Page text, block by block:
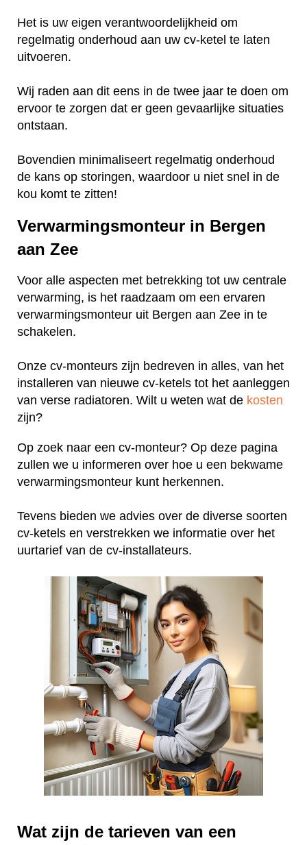
Het is uw eigen verantwoordelijkheid om
regelmatig onderhoud aan uw cv-ketel te laten
uitvoeren.
Wij raden aan dit eens in de twee jaar te doen om
ervoor te zorgen dat er geen gevaarlijke situaties
ontstaan.
Bovendien minimaliseert regelmatig onderhoud
de kans op storingen, waardoor u niet snel in de
kou komt te zitten!
Verwarmingsmonteur in Bergen
aan Zee
Voor alle aspecten met betrekking tot uw centrale
verwarming, is het raadzaam om een ervaren
verwarmingsmonteur uit Bergen aan Zee in te
schakelen.
Onze cv-monteurs zijn bedreven in alles, van het
installeren van nieuwe cv-ketels tot het aanleggen
van verse radiatoren. Wilt u weten wat de kosten
zijn?
Op zoek naar een cv-monteur? Op deze pagina
zullen we u informeren over hoe u een bekwame
verwarmingsmonteur kunt herkennen.
Tevens bieden we advies over de diverse soorten
cv-ketels en verstrekken we informatie over het
uurtarief van de cv-installateurs.
Wat zijn de tarieven van een